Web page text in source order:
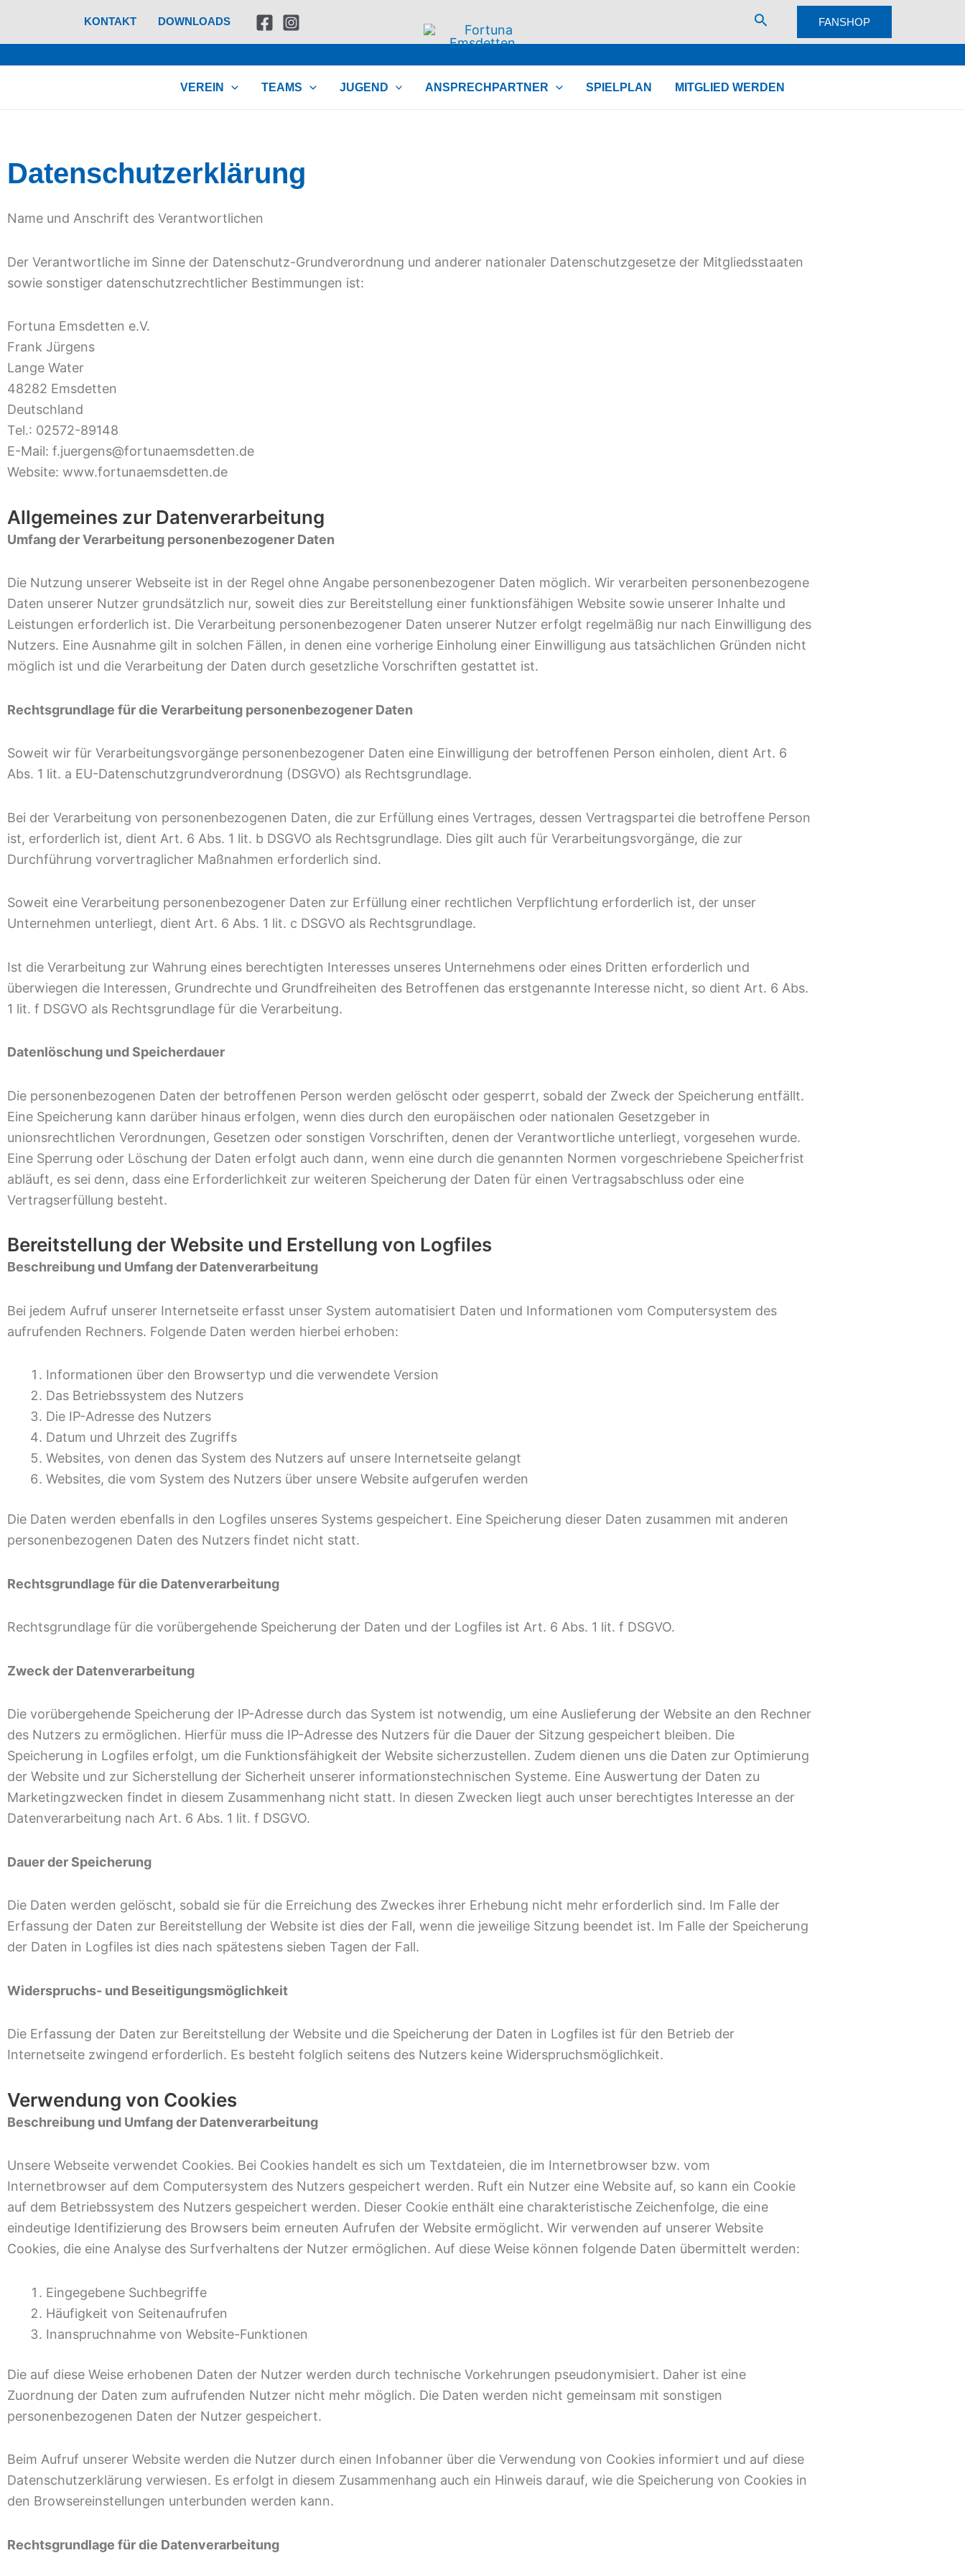
KONTAKT DOWNLOADS Suche FANSHOP
VEREIN TEAMS JUGEND ANSPRECHPARTNER SPIELPLAN MITGLIED WERDEN
Datenschutzerklärung
Name und Anschrift des Verantwortlichen
Der Verantwortliche im Sinne der Datenschutz-Grundverordnung und anderer nationaler Datenschutzgesetze der Mitgliedsstaaten
sowie sonstiger datenschutzrechtlicher Bestimmungen ist:
Fortuna Emsdetten e.V.
Frank Jürgens
Lange Water
48282 Emsdetten
Deutschland
Tel.: 02572-89148
E-Mail: f.juergens@fortunaemsdetten.de
Website: www.fortunaemsdetten.de
Allgemeines zur Datenverarbeitung
Umfang der Verarbeitung personenbezogener Daten
Die Nutzung unserer Webseite ist in der Regel ohne Angabe personenbezogener Daten möglich. Wir verarbeiten personenbezogene
Daten unserer Nutzer grundsätzlich nur, soweit dies zur Bereitstellung einer funktionsfähigen Website sowie unserer Inhalte und
Leistungen erforderlich ist. Die Verarbeitung personenbezogener Daten unserer Nutzer erfolgt regelmäßig nur nach Einwilligung des
Nutzers. Eine Ausnahme gilt in solchen Fällen, in denen eine vorherige Einholung einer Einwilligung aus tatsächlichen Gründen nicht
möglich ist und die Verarbeitung der Daten durch gesetzliche Vorschriften gestattet ist.
Rechtsgrundlage für die Verarbeitung personenbezogener Daten
Soweit wir für Verarbeitungsvorgänge personenbezogener Daten eine Einwilligung der betroffenen Person einholen, dient Art. 6
Abs. 1 lit. a EU-Datenschutzgrundverordnung (DSGVO) als Rechtsgrundlage.
Bei der Verarbeitung von personenbezogenen Daten, die zur Erfüllung eines Vertrages, dessen Vertragspartei die betroffene Person
ist, erforderlich ist, dient Art. 6 Abs. 1 lit. b DSGVO als Rechtsgrundlage. Dies gilt auch für Verarbeitungsvorgänge, die zur
Durchführung vorvertraglicher Maßnahmen erforderlich sind.
Soweit eine Verarbeitung personenbezogener Daten zur Erfüllung einer rechtlichen Verpflichtung erforderlich ist, der unser
Unternehmen unterliegt, dient Art. 6 Abs. 1 lit. c DSGVO als Rechtsgrundlage.
Ist die Verarbeitung zur Wahrung eines berechtigten Interesses unseres Unternehmens oder eines Dritten erforderlich und
überwiegen die Interessen, Grundrechte und Grundfreiheiten des Betroffenen das erstgenannte Interesse nicht, so dient Art. 6 Abs.
1 lit. f DSGVO als Rechtsgrundlage für die Verarbeitung.
Datenlöschung und Speicherdauer
Die personenbezogenen Daten der betroffenen Person werden gelöscht oder gesperrt, sobald der Zweck der Speicherung entfällt.
Eine Speicherung kann darüber hinaus erfolgen, wenn dies durch den europäischen oder nationalen Gesetzgeber in
unionsrechtlichen Verordnungen, Gesetzen oder sonstigen Vorschriften, denen der Verantwortliche unterliegt, vorgesehen wurde.
Eine Sperrung oder Löschung der Daten erfolgt auch dann, wenn eine durch die genannten Normen vorgeschriebene Speicherfrist
abläuft, es sei denn, dass eine Erforderlichkeit zur weiteren Speicherung der Daten für einen Vertragsabschluss oder eine
Vertragserfüllung besteht.
Bereitstellung der Website und Erstellung von Logfiles
Beschreibung und Umfang der Datenverarbeitung
Bei jedem Aufruf unserer Internetseite erfasst unser System automatisiert Daten und Informationen vom Computersystem des
aufrufenden Rechners. Folgende Daten werden hierbei erhoben:
Informationen über den Browsertyp und die verwendete Version
Das Betriebssystem des Nutzers
Die IP-Adresse des Nutzers
Datum und Uhrzeit des Zugriffs
Websites, von denen das System des Nutzers auf unsere Internetseite gelangt
Websites, die vom System des Nutzers über unsere Website aufgerufen werden
Die Daten werden ebenfalls in den Logfiles unseres Systems gespeichert. Eine Speicherung dieser Daten zusammen mit anderen
personenbezogenen Daten des Nutzers findet nicht statt.
Rechtsgrundlage für die Datenverarbeitung
Rechtsgrundlage für die vorübergehende Speicherung der Daten und der Logfiles ist Art. 6 Abs. 1 lit. f DSGVO.
Zweck der Datenverarbeitung
Die vorübergehende Speicherung der IP-Adresse durch das System ist notwendig, um eine Auslieferung der Website an den Rechner
des Nutzers zu ermöglichen. Hierfür muss die IP-Adresse des Nutzers für die Dauer der Sitzung gespeichert bleiben. Die
Speicherung in Logfiles erfolgt, um die Funktionsfähigkeit der Website sicherzustellen. Zudem dienen uns die Daten zur Optimierung
der Website und zur Sicherstellung der Sicherheit unserer informationstechnischen Systeme. Eine Auswertung der Daten zu
Marketingzwecken findet in diesem Zusammenhang nicht statt. In diesen Zwecken liegt auch unser berechtigtes Interesse an der
Datenverarbeitung nach Art. 6 Abs. 1 lit. f DSGVO.
Dauer der Speicherung
Die Daten werden gelöscht, sobald sie für die Erreichung des Zweckes ihrer Erhebung nicht mehr erforderlich sind. Im Falle der
Erfassung der Daten zur Bereitstellung der Website ist dies der Fall, wenn die jeweilige Sitzung beendet ist. Im Falle der Speicherung
der Daten in Logfiles ist dies nach spätestens sieben Tagen der Fall.
Widerspruchs- und Beseitigungsmöglichkeit
Die Erfassung der Daten zur Bereitstellung der Website und die Speicherung der Daten in Logfiles ist für den Betrieb der
Internetseite zwingend erforderlich. Es besteht folglich seitens des Nutzers keine Widerspruchsmöglichkeit.
Verwendung von Cookies
Beschreibung und Umfang der Datenverarbeitung
Unsere Webseite verwendet Cookies. Bei Cookies handelt es sich um Textdateien, die im Internetbrowser bzw. vom
Internetbrowser auf dem Computersystem des Nutzers gespeichert werden. Ruft ein Nutzer eine Website auf, so kann ein Cookie
auf dem Betriebssystem des Nutzers gespeichert werden. Dieser Cookie enthält eine charakteristische Zeichenfolge, die eine
eindeutige Identifizierung des Browsers beim erneuten Aufrufen der Website ermöglicht. Wir verwenden auf unserer Website
Cookies, die eine Analyse des Surfverhaltens der Nutzer ermöglichen. Auf diese Weise können folgende Daten übermittelt werden:
Eingegebene Suchbegriffe
Häufigkeit von Seitenaufrufen
Inanspruchnahme von Website-Funktionen
Die auf diese Weise erhobenen Daten der Nutzer werden durch technische Vorkehrungen pseudonymisiert. Daher ist eine
Zuordnung der Daten zum aufrufenden Nutzer nicht mehr möglich. Die Daten werden nicht gemeinsam mit sonstigen
personenbezogenen Daten der Nutzer gespeichert.
Beim Aufruf unserer Website werden die Nutzer durch einen Infobanner über die Verwendung von Cookies informiert und auf diese
Datenschutzerklärung verwiesen. Es erfolgt in diesem Zusammenhang auch ein Hinweis darauf, wie die Speicherung von Cookies in
den Browsereinstellungen unterbunden werden kann.
Rechtsgrundlage für die Datenverarbeitung